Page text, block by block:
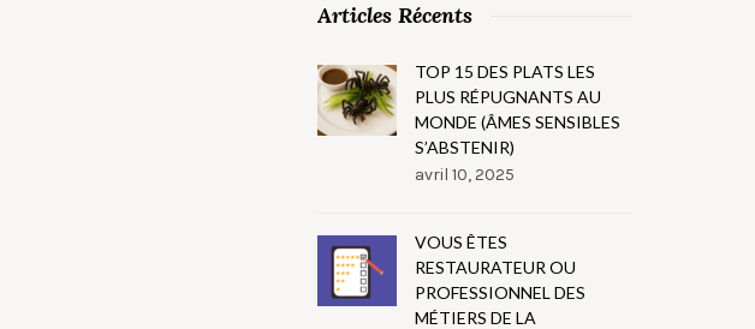
Articles Récents
TOP 15 DES PLATS LES
PLUS RÉPUGNANTS AU
MONDE (ÂMES SENSIBLES
S’ABSTENIR)
avril 10, 2025
VOUS ÊTES
RESTAURATEUR OU
PROFESSIONNEL DES
MÉTIERS DE LA